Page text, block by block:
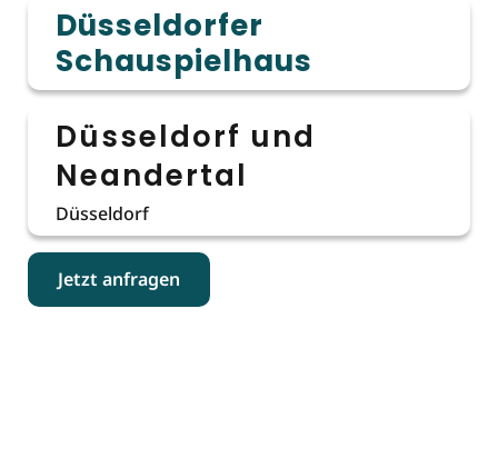
Düsseldorfer
Schauspielhaus
Düsseldorf und
Neandertal
Düsseldorf
Jetzt anfragen